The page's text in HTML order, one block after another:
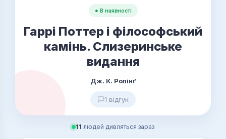
● В наявності
Гаррі Поттер і філософський
камінь. Слизеринське
видання
Дж. К. Ролінґ
1 відгук
11 людей дивляться зараз